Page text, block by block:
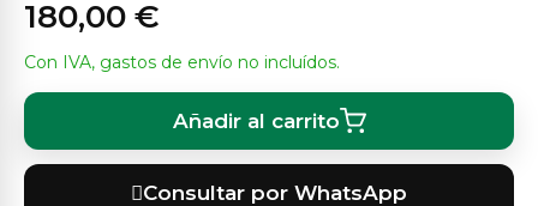
180,00 €
Con IVA, gastos de envío no incluídos.
Añadir al carrito
Consultar por WhatsApp